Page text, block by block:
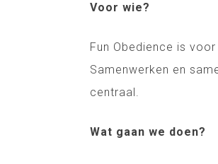
Voor wie?
Fun Obedience is
Samenwerken en
centraal.
Wat gaan we doen?